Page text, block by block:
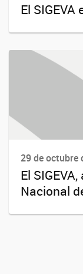
El
29 de octubre
El
Nacional